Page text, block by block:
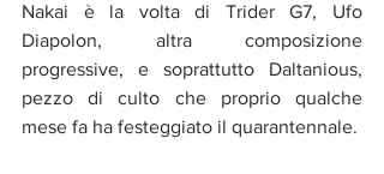
Nakai è la volta di Trider G7, Ufo
Diapolon, altra composizione
progressive, e soprattutto Daltanious,
pezzo di culto che proprio qualche
mese fa ha festeggiato il quarantennale.